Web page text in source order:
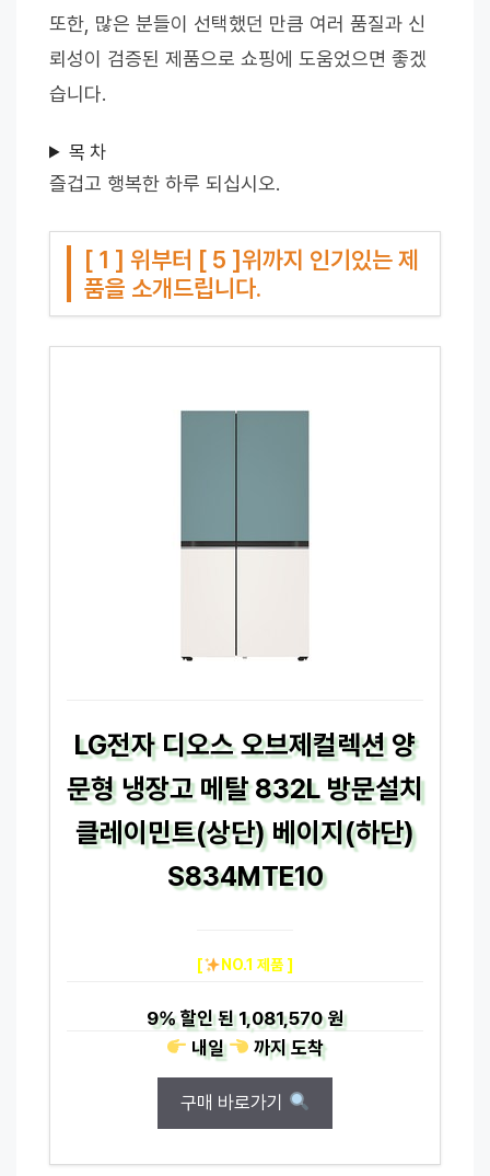
또한, 많은 분들이 선택했던 만큼 여러 품질과 신
뢰성이 검증된 제품으로 쇼핑에 도움었으면 좋겠
습니다.
목 차
즐겁고 행복한 하루 되십시오.
[ 1 ] 위부터 [ 5 ]위까지 인기있는 제
품을 소개드립니다.
LG전자 디오스 오브제컬렉션 양
문형 냉장고 메탈 832L 방문설치
클레이민트(상단) 베이지(하단)
S834MTE10
[ NO.1 제품 ]
9%할인 된1,081,570 원
내일
까지도착
구매 바로가기